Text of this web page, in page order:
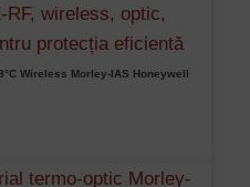
Wireless Morley-IAS Honeywell